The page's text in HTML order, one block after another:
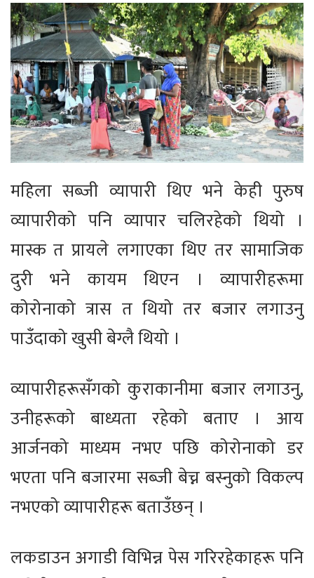
महिला सब्जी व्यापारी थिए भने केही पुरुष
व्यापारीको पनि व्यापार चलिरहेको थियो ।
मास्क त प्रायले लगाएका थिए तर सामाजिक
दुरी भने कायम थिएन । व्यापारीहरूमा
कोरोनाको त्रास त थियो तर बजार लगाउनु
पाउँदाको खुसी बेग्लै थियो ।
व्यापारीहरूसँगको कुराकानीमा बजार लगाउनु,
उनीहरूको बाध्यता रहेको बताए । आय
आर्जनको माध्यम नभए पछि कोरोनाको डर
भएता पनि बजारमा सब्जी बेच्न बस्नुको विकल्प
नभएको व्यापारीहरू बताउँछन् ।
लकडाउन अगाडी विभिन्न पेस गरिरहेकाहरू पनि